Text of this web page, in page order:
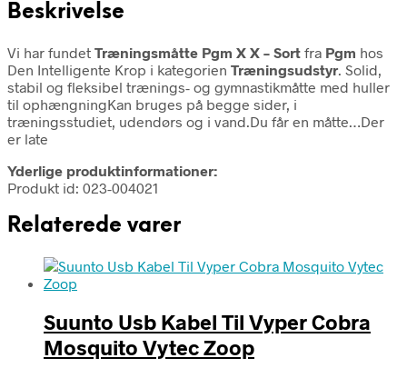
Beskrivelse
Vi har fundet Træningsmåtte Pgm X X – Sort fra Pgm hos
Den Intelligente Krop i kategorien Træningsudstyr. Solid,
stabil og fleksibel trænings- og gymnastikmåtte med huller
til ophængningKan bruges på begge sider, i
træningsstudiet, udendørs og i vand.Du får en måtte…Der
er late
Yderlige produktinformationer:
Produkt id: 023-004021
Relaterede varer
Suunto Usb Kabel Til Vyper Cobra
Mosquito Vytec Zoop